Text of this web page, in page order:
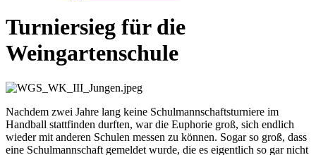
Turniersieg für die
Weingartenschule
Nachdem zwei Jahre lang keine Schulmannschaftsturniere im
Handball stattfinden durften, war die Euphorie groß, sich endlich
wieder mit anderen Schulen messen zu können. Sogar so groß, dass
eine Schulmannschaft gemeldet wurde, die es eigentlich so gar nicht